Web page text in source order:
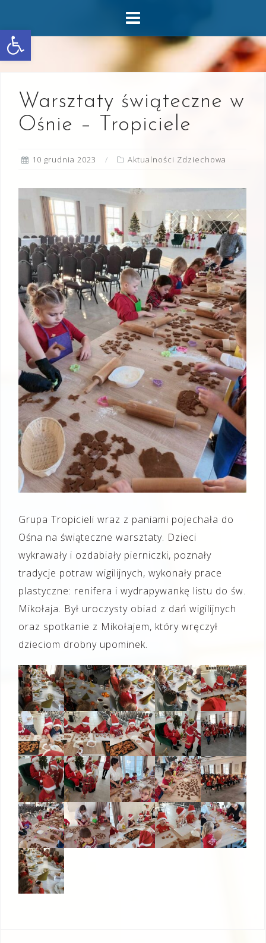
Otwórz pasek narzędzi
content
Warsztaty świąteczne w
Ośnie – Tropiciele
10 grudnia 2023 Aktualności Zdziechowa
Grupa Tropicieli wraz z paniami pojechała do
Ośna na świąteczne warsztaty. Dzieci
wykrawały i ozdabiały pierniczki, poznały
tradycje potraw wigilijnych, wykonały prace
plastyczne: renifera i wydrapywankę listu do św.
Mikołaja. Był uroczysty obiad z dań wigilijnych
oraz spotkanie z Mikołajem, który wręczył
dzieciom drobny upominek.